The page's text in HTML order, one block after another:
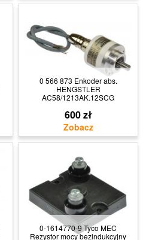
0 566 873 Enkoder abs.
HENGSTLER
AC58/1213AK.12SCG
600 zł
0-1614770-9 Tyco MEC
Rezystor mocy bezindukcyjny